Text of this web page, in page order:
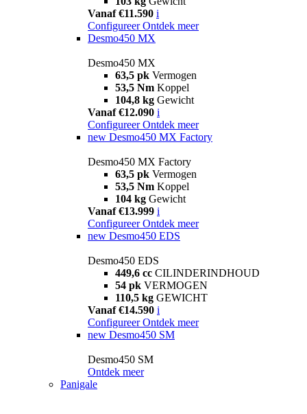
Vanaf €11.590 i
Configureer Ontdek meer
Desmo450 MX
Desmo450 MX
63,5 pk Vermogen
53,5 Nm Koppel
104,8 kg Gewicht
Vanaf €12.090 i
Configureer Ontdek meer
new Desmo450 MX Factory
Desmo450 MX Factory
63,5 pk Vermogen
53,5 Nm Koppel
104 kg Gewicht
Vanaf €13.999 i
Configureer Ontdek meer
new Desmo450 EDS
Desmo450 EDS
449,6 cc CILINDERINDHOUD
54 pk VERMOGEN
110,5 kg GEWICHT
Vanaf €14.590 i
Configureer Ontdek meer
new Desmo450 SM
Desmo450 SM
Ontdek meer
Panigale